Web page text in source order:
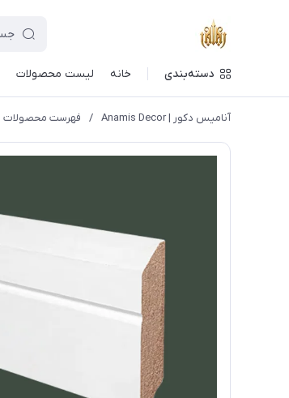
دسته‌بندی خانه لیست محصولات
آنامیس دکور | Anamis Decor / فهرست محصولات